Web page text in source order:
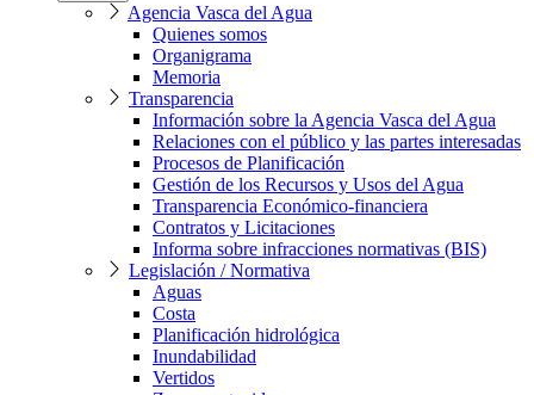
Agencia Vasca del Agua
Quienes somos
Organigrama
Memoria
Transparencia
Información sobre la Agencia Vasca del Agua
Relaciones con el público y las partes interesadas
Procesos de Planificación
Gestión de los Recursos y Usos del Agua
Transparencia Económico-financiera
Contratos y Licitaciones
Informa sobre infracciones normativas (BIS)
Legislación / Normativa
Aguas
Costa
Planificación hidrológica
Inundabilidad
Vertidos